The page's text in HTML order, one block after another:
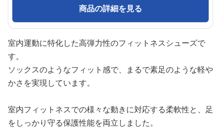
商品の詳細を見る
室内運動に特化した高弾力性のフィットネスシューズで
す。
ソックスのようなフィット感で、まるで素足のような軽や
かさを実現しています。
室内フィットネスでの様々な動きに対応する柔軟性と、足
をしっかり守る保護性能を両立しました。